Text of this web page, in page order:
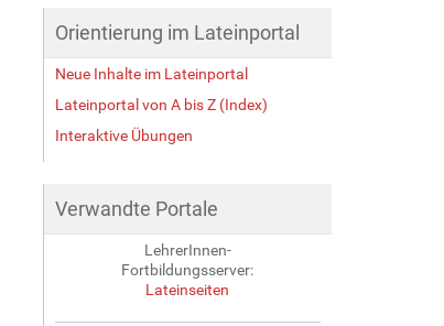
Orientierung im Lateinportal
Neue Inhalte im Lateinportal
Lateinportal von A bis Z (Index)
Interaktive Übungen
Verwandte Portale
LehrerInnen-
Fortbildungsserver:
Lateinseiten